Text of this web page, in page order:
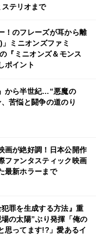
テリオまで
！のフレーズが耳から離
ミニオンズファミ
『ミニオンズ＆モンス
ポイント
から半世紀…“悪魔の
苦悩と闘争の道のり
画が絶好調！日本公開作
ファンタスティック映画
最新ホラーまで
犯罪を生成する方法』重
の太陽”ぶり発揮「俺の
思ってます!?」愛あるイ